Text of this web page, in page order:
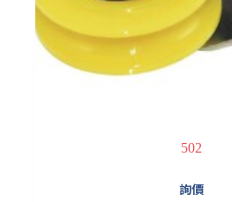
502
詢價